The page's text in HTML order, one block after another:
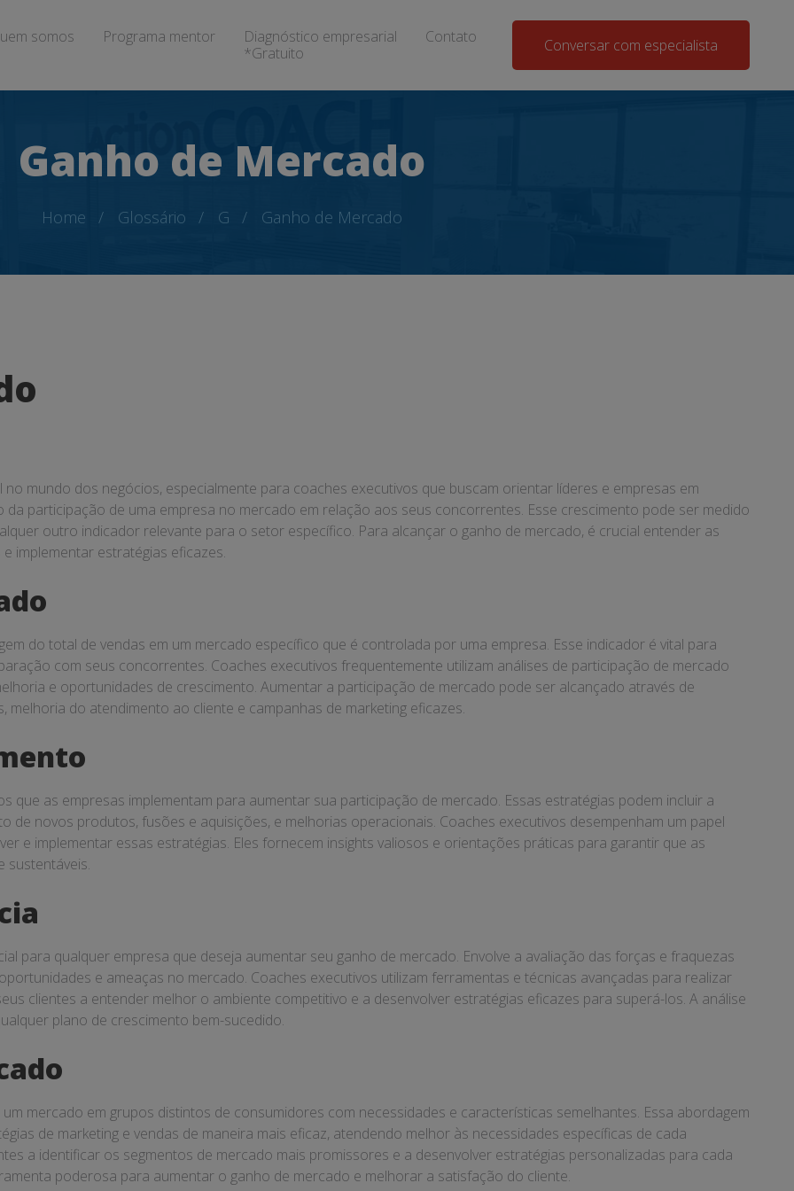
somos Programa mentor
Diagnóstico empresarial
*Gratuito
Contato Conversar com especialista
Ganho de Mercado
Home Glossário G Ganho de Mercado
mundo dos negócios, especialmente para coaches executivos que buscam orientar líderes e empresas em
participação de uma empresa no mercado em relação aos seus concorrentes. Esse crescimento pode ser medido
outro indicador relevante para o setor específico. Para alcançar o ganho de mercado, é crucial entender as
implementar estratégias eficazes.
do total de vendas em um mercado específico que é controlada por uma empresa. Esse indicador é vital para
com seus concorrentes. Coaches executivos frequentemente utilizam análises de participação de mercado
e oportunidades de crescimento. Aumentar a participação de mercado pode ser alcançado através de
do atendimento ao cliente e campanhas de marketing eficazes.
que as empresas implementam para aumentar sua participação de mercado. Essas estratégias podem incluir a
de novos produtos, fusões e aquisições, e melhorias operacionais. Coaches executivos desempenham um papel
e implementar essas estratégias. Eles fornecem insights valiosos e orientações práticas para garantir que as
sustentáveis.
para qualquer empresa que deseja aumentar seu ganho de mercado. Envolve a avaliação das forças e fraquezas
e ameaças no mercado. Coaches executivos utilizam ferramentas e técnicas avançadas para realizar
clientes a entender melhor o ambiente competitivo e a desenvolver estratégias eficazes para superá-los. A análise
plano de crescimento bem-sucedido.
mercado em grupos distintos de consumidores com necessidades e características semelhantes. Essa abordagem
de marketing e vendas de maneira mais eficaz, atendendo melhor às necessidades específicas de cada
a identificar os segmentos de mercado mais promissores e a desenvolver estratégias personalizadas para cada
poderosa para aumentar o ganho de mercado e melhorar a satisfação do cliente.